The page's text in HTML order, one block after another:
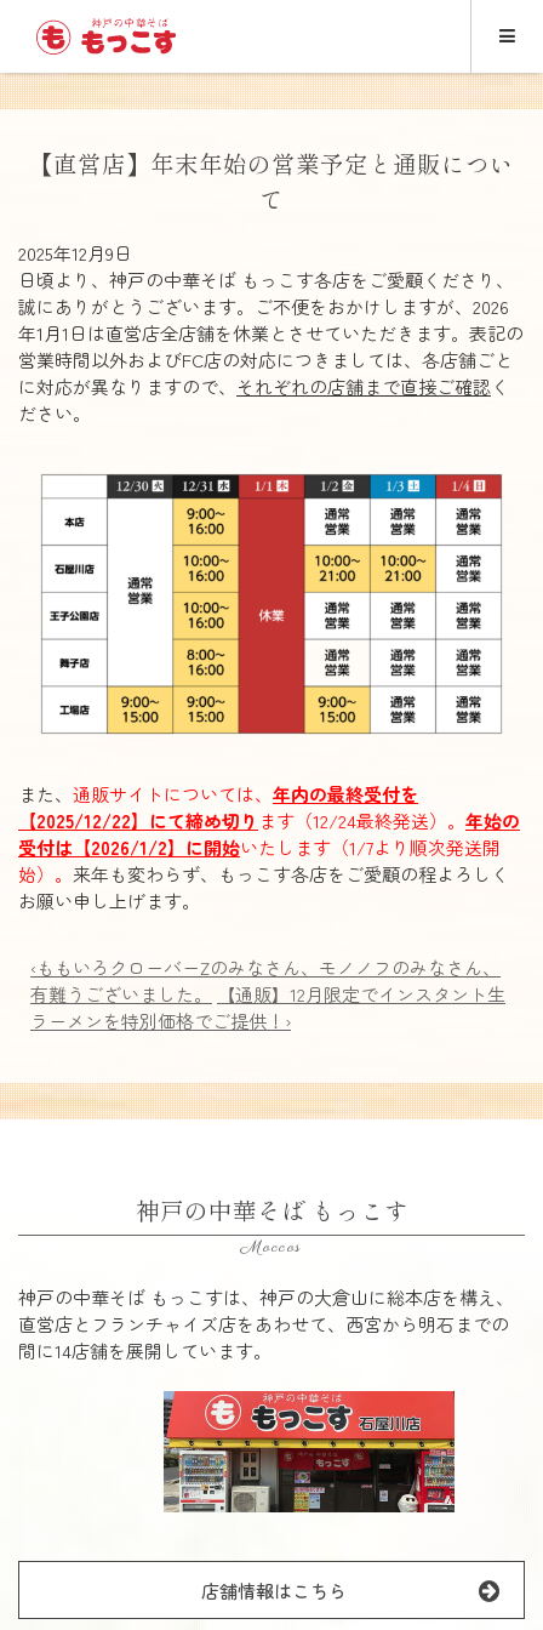
【直営店】年末年始の営業予定と通販につい
て
2025年12月9日
日頃より、神戸の中華そば もっこす各店をご愛顧くださり、
誠にありがとうございます。ご不便をおかけしますが、2026
年1月1日は直営店全店舗を休業とさせていただきます。表記の
営業時間以外およびFC店の対応につきましては、各店舗ごと
に対応が異なりますので、 それぞれの店舗まで直接ご確認く
ださい。
また、 通販サイトについては、 年内の最終受付を
【2025/12/22】にて締め切り ます（12/24最終発送）。 年始の
受付は【2026/1/2】に開始いたします（1/7より順次発送開
始）。 来年も変わらず、もっこす各店をご愛顧の程よろしく
お願い申し上げます。
‹ももいろクローバーZのみなさん、モノノフのみなさん、
有難うございました。
【通販】12月限定でインスタント生
ラーメンを特別価格でご提供！›
神戸の中華そば もっこす
Moccos
神戸の中華そば もっこすは、神戸の大倉山に総本店を構え、
直営店とフランチャイズ店をあわせて、西宮から明石までの
間に14店舗を展開しています。
店舗情報はこちら